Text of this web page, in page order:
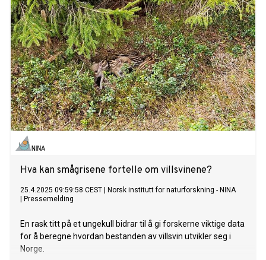
Hva kan smågrisene fortelle om villsvinene?
25.4.2025 09:59:58 CEST
Norsk institutt for naturforskning - NINA
Pressemelding
En rask titt på et ungekull bidrar til å gi forskerne viktige data
for å beregne hvordan bestanden av villsvin utvikler seg i
Norge.